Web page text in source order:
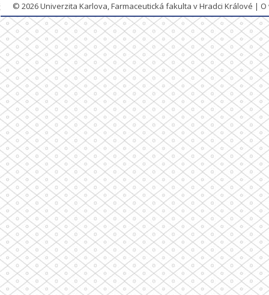
© 2026Univerzita Karlova, Farmaceutická fakulta v Hradci Králové |